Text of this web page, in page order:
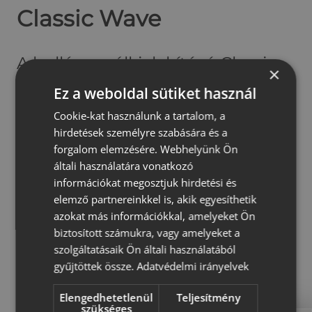
r
r
n
Classic Wave
A hullámos élkialakítású Classic
Wave térkő lágyabb megjelenést
kölcsönöz a burkolt felületnek,
miközben masszív és jól
terhelhető marad. Harmonikus,
természetes hatása miatt
gyakori választás kerti utakhoz,
parkokhoz és közösségi terekhez.
A szürke, piros és antracit
árnyalatok időtálló megjelenést
×
Ez a weboldal sütiket használ
Cookie-kat használunk a tartalom, a
hirdetések személyre szabására és a
forgalom elemzésére. Webhelyünk Ön
általi használatára vonatkozó
információkat megosztjuk hirdetési és
elemző partnereinkkel is, akik egyesíthetik
azokat más információkkal, amelyeket Ön
biztosított számukra, vagy amelyeket a
szolgáltatásaik Ön általi használatából
gyűjtöttek össze.Adatvédelmi irányelvek
Elengedhetetlenül
szükséges
Teljesítmény